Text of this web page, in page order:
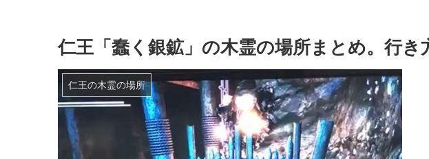
仁王「蠢く銀鉱」の木霊の場所まとめ。行き
仁王の木霊の場所